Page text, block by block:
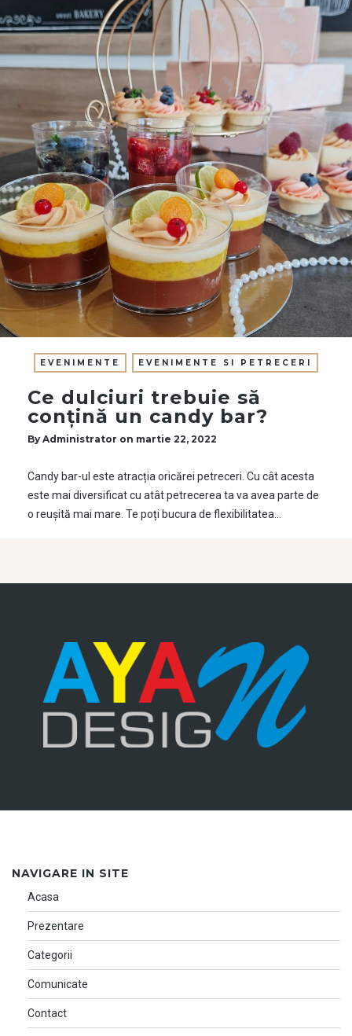
EVENIMENTE EVENIMENTE SI PETRECERI
Ce dulciuri trebuie să
conțină un candy bar?
By Administrator on martie 22, 2022
Candy bar-ul este atracția oricărei petreceri. Cu cât acesta
este mai diversificat cu atât petrecerea ta va avea parte de
o reușită mai mare. Te poți bucura de flexibilitatea…
NAVIGARE IN SITE
Acasa
Prezentare
Categorii
Comunicate
Contact